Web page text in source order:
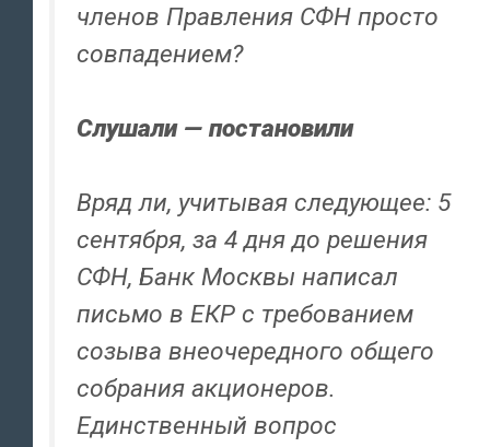
членов Правления СФН просто
совпадением?
Слушали — постановили
Вряд ли, учитывая следующее: 5
сентября, за 4 дня до решения
СФН, Банк Москвы написал
письмо в ЕКР с требованием
созыва внеочередного общего
собрания акционеров.
Единственный вопрос